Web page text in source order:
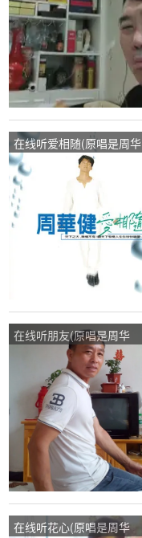
在线听爱相随(原唱是周华
健)， 豬豬卟傻演唱点
播:23次
在线听朋友(原唱是周华
健)，健康快乐演唱点播:70
在线听花心(原唱是周华